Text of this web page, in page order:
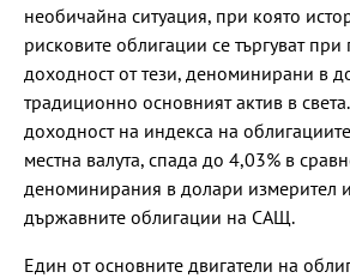
необичайна ситуация, при която
рисковите облигации се търгуват
доходност от тези, деноминирани в
традиционно основният актив в
доходност на индекса на
местна валута, спада до 4,03% в
деноминирания в долари измерител
държавните облигации на САЩ.
Един от основните двигатели на